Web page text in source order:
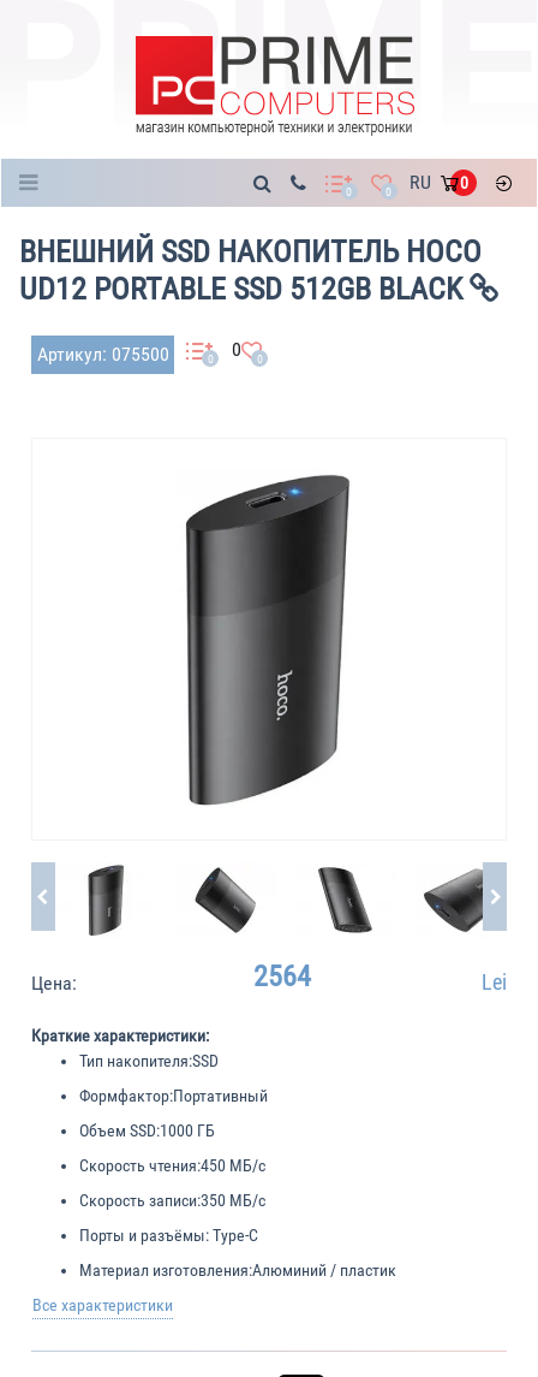
0 0 RU 0
ВНЕШНИЙ SSD НАКОПИТЕЛЬ HOCO
UD12 PORTABLE SSD 512GB BLACK
Артикул: 075500 0 0 0
Цена: 2564 Lei
Краткие характеристики:
Тип накопителя:SSD
Формфактор:Портативный
Объем SSD:1000 ГБ
Скорость чтения:450 МБ/с
Скорость записи:350 МБ/с
Порты и разъёмы:Type-C
Материал изготовления:Алюминий / пластик
Все характеристики